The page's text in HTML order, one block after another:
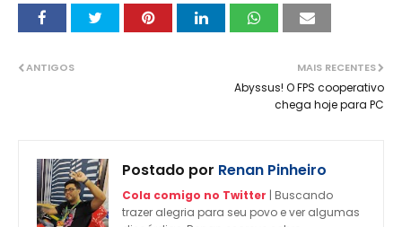
MAIS RECENTES
Abyssus! O FPS cooperativo
chega hoje para PC
ANTIGOS
Postado por Renan Pinheiro
Cola comigo no Twitter | Buscando
trazer alegria para seu povo e ver algumas